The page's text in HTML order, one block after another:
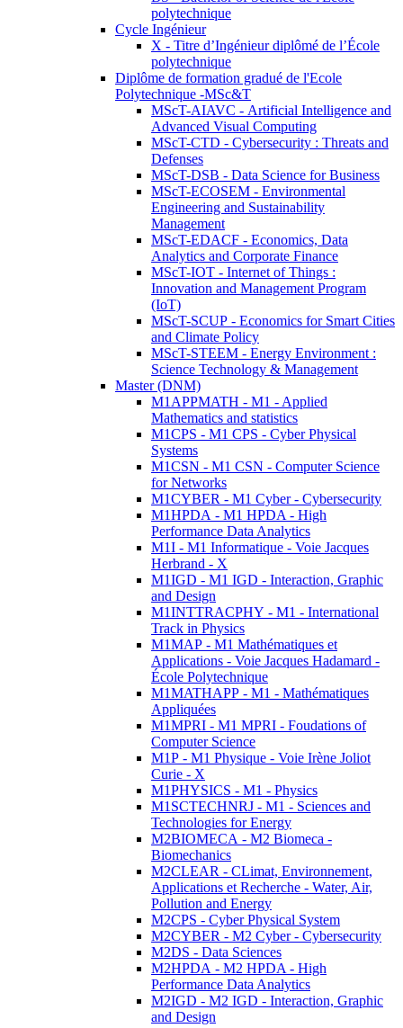
polytechnique
Cycle Ingénieur
X - Titre d’Ingénieur diplômé de l’École
polytechnique
Diplôme de formation gradué de l'Ecole
Polytechnique -MSc&T
MScT-AIAVC - Artificial Intelligence and
Advanced Visual Computing
MScT-CTD - Cybersecurity : Threats and
Defenses
MScT-DSB - Data Science for Business
MScT-ECOSEM - Environmental
Engineering and Sustainability
Management
MScT-EDACF - Economics, Data
Analytics and Corporate Finance
MScT-IOT - Internet of Things :
Innovation and Management Program
(IoT)
MScT-SCUP - Economics for Smart Cities
and Climate Policy
MScT-STEEM - Energy Environment :
Science Technology & Management
Master (DNM)
M1APPMATH - M1 - Applied
Mathematics and statistics
M1CPS - M1 CPS - Cyber Physical
Systems
M1CSN - M1 CSN - Computer Science
for Networks
M1CYBER - M1 Cyber - Cybersecurity
M1HPDA - M1 HPDA - High
Performance Data Analytics
M1I - M1 Informatique - Voie Jacques
Herbrand - X
M1IGD - M1 IGD - Interaction, Graphic
and Design
M1INTTRACPHY - M1 - International
Track in Physics
M1MAP - M1 Mathématiques et
Applications - Voie Jacques Hadamard -
École Polytechnique
M1MATHAPP - M1 - Mathématiques
Appliquées
M1MPRI - M1 MPRI - Foudations of
Computer Science
M1P - M1 Physique - Voie Irène Joliot
Curie - X
M1PHYSICS - M1 - Physics
M1SCTECHNRJ - M1 - Sciences and
Technologies for Energy
M2BIOMECA - M2 Biomeca -
Biomechanics
M2CLEAR - CLimat, Environnement,
Applications et Recherche - Water, Air,
Pollution and Energy
M2CPS - Cyber Physical System
M2CYBER - M2 Cyber - Cybersecurity
M2DS - Data Sciences
M2HPDA - M2 HPDA - High
Performance Data Analytics
M2IGD - M2 IGD - Interaction, Graphic
and Design